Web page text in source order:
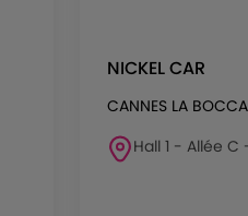
NICKEL CAR
CANNES LA
Hall 1 - Allée C